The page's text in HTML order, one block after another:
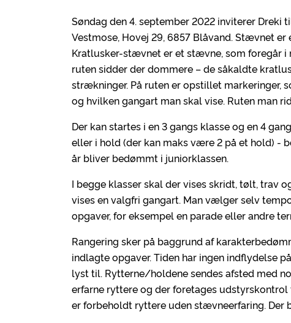
Søndag den 4. september 2022 inviterer
Vestmose, Hovej 29, 6857 Blåvand. Stævnet
Kratlusker-stævnet er et stævne, som foregår i
ruten sidder der dommere – de såkaldte
strækninger. På ruten er opstillet markeringer,
og hvilken gangart man skal vise. Ruten man
Der kan startes i en 3 gangs klasse og en 4
eller i hold (der kan maks være 2 på et hold) -
år bliver bedømmt i juniorklassen.
I begge klasser skal der vises skridt, tølt, trav
vises en valgfri gangart. Man vælger selv
opgaver, for eksempel en parade eller andre
Rangering sker på baggrund af
indlagte opgaver. Tiden har ingen indflydelse
lyst til. Rytterne/holdene sendes afsted med
erfarne ryttere og der foretages
er forbeholdt ryttere uden stævneerfaring. Der